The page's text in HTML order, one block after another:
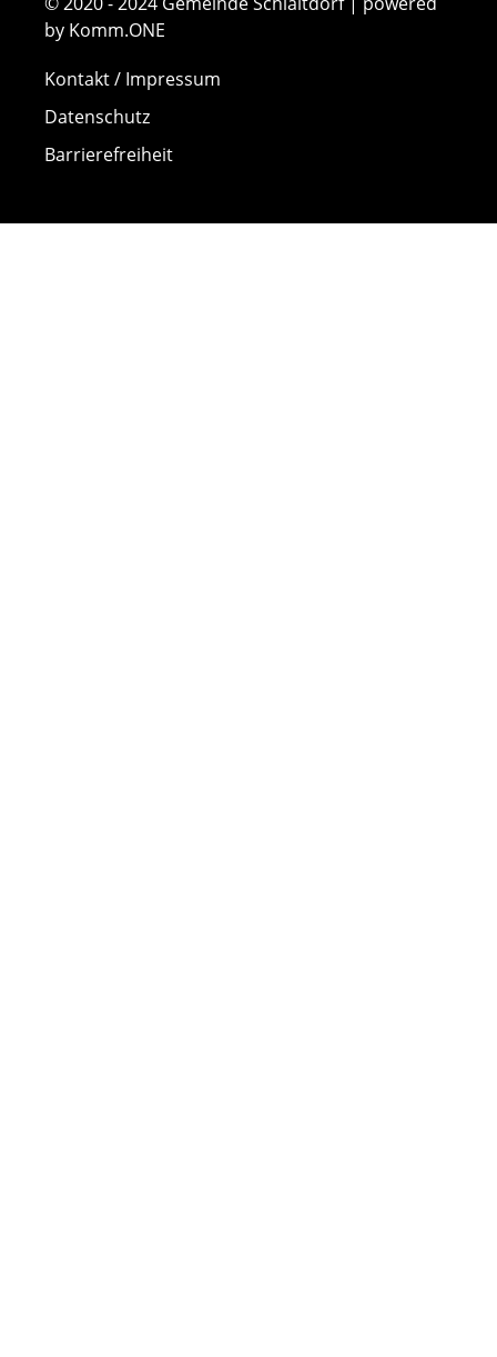
by Komm.ONE
Kontakt / Impressum
Datenschutz
Barrierefreiheit